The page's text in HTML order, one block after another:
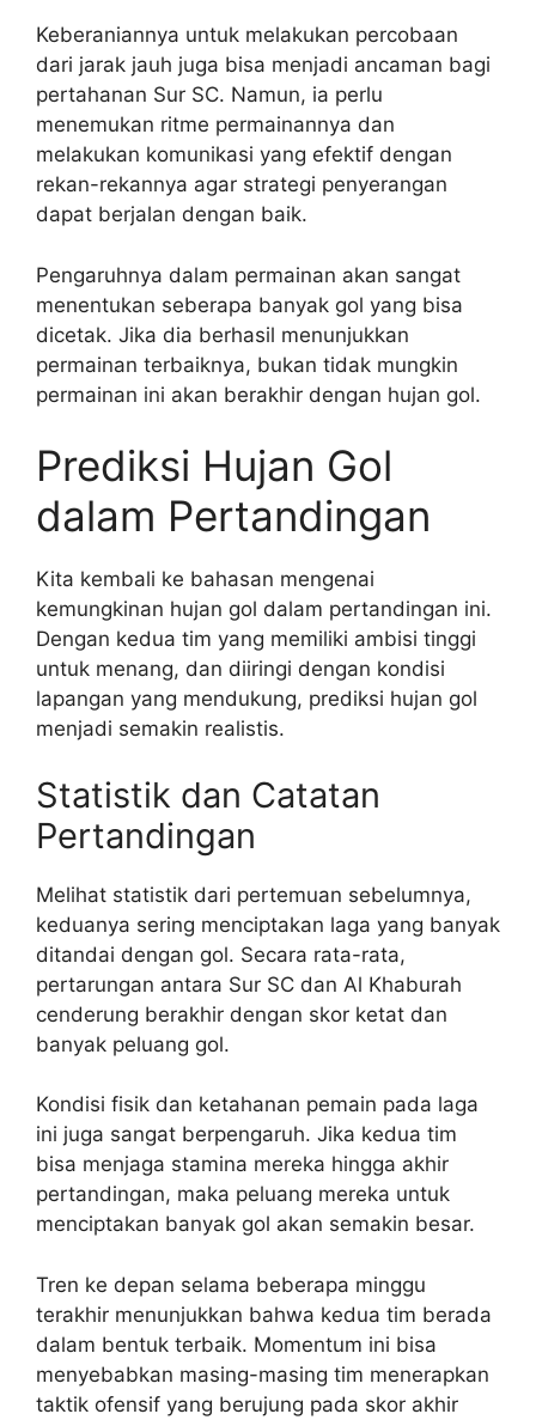
Keberaniannya untuk melakukan percobaan
dari jarak jauh juga bisa menjadi ancaman bagi
pertahanan Sur SC. Namun, ia perlu
menemukan ritme permainannya dan
melakukan komunikasi yang efektif dengan
rekan-rekannya agar strategi penyerangan
dapat berjalan dengan baik.
Pengaruhnya dalam permainan akan sangat
menentukan seberapa banyak gol yang bisa
dicetak. Jika dia berhasil menunjukkan
permainan terbaiknya, bukan tidak mungkin
permainan ini akan berakhir dengan hujan gol.
Prediksi Hujan Gol
dalam Pertandingan
Kita kembali ke bahasan mengenai
kemungkinan hujan gol dalam pertandingan ini.
Dengan kedua tim yang memiliki ambisi tinggi
untuk menang, dan diiringi dengan kondisi
lapangan yang mendukung, prediksi hujan gol
menjadi semakin realistis.
Statistik dan Catatan
Pertandingan
Melihat statistik dari pertemuan sebelumnya,
keduanya sering menciptakan laga yang banyak
ditandai dengan gol. Secara rata-rata,
pertarungan antara Sur SC dan Al Khaburah
cenderung berakhir dengan skor ketat dan
banyak peluang gol.
Kondisi fisik dan ketahanan pemain pada laga
ini juga sangat berpengaruh. Jika kedua tim
bisa menjaga stamina mereka hingga akhir
pertandingan, maka peluang mereka untuk
menciptakan banyak gol akan semakin besar.
Tren ke depan selama beberapa minggu
terakhir menunjukkan bahwa kedua tim berada
dalam bentuk terbaik. Momentum ini bisa
menyebabkan masing-masing tim menerapkan
taktik ofensif yang berujung pada skor akhir